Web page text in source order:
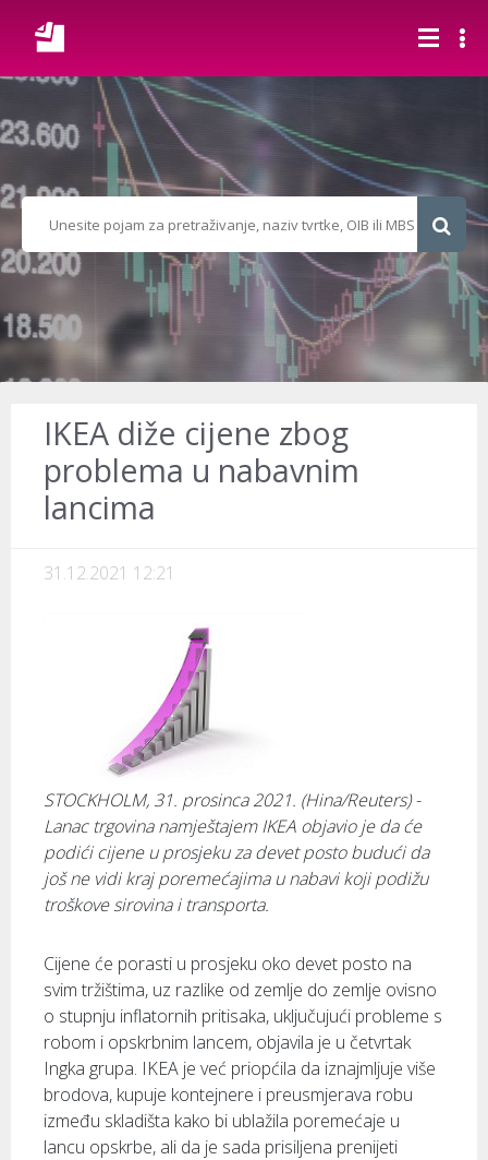
IKEA diže cijene zbog
problema u nabavnim
lancima
31.12.2021 12:21
STOCKHOLM, 31. prosinca 2021. (Hina/Reuters) -
Lanac trgovina namještajem IKEA objavio je da će
podići cijene u prosjeku za devet posto budući da
još ne vidi kraj poremećajima u nabavi koji podižu
troškove sirovina i transporta.
Cijene će porasti u prosjeku oko devet posto na
svim tržištima, uz razlike od zemlje do zemlje ovisno
o stupnju inflatornih pritisaka, uključujući probleme s
robom i opskrbnim lancem, objavila je u četvrtak
Ingka grupa. IKEA je već priopćila da iznajmljuje više
brodova, kupuje kontejnere i preusmjerava robu
između skladišta kako bi ublažila poremećaje u
lancu opskrbe, ali da je sada prisiljena prenijeti